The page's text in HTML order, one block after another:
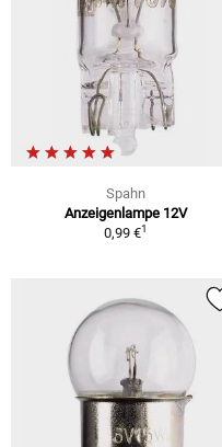
Spahn
Anzeigenlampe 12V
0,99 €1